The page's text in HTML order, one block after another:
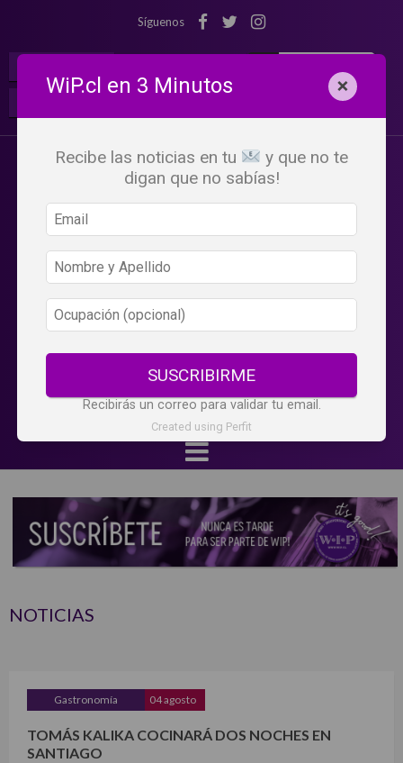
Síguenos
NOTICIAS
Gastronomía 04 agosto
TOMÁS KALIKA COCINARÁ DOS NOCHES EN
SANTIAGO
WiP.cl en 3 Minutos ×
Recibe las noticias en tu
y que no te
digan que no sabías!
SUSCRIBIRME
Recibirás un correo para validar tu email.
Created using Perfit